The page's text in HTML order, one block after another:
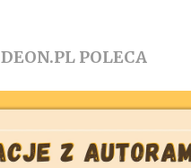
DEON.PL POLECA